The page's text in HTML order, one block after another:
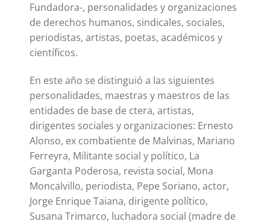
Fundadora-, personalidades y organizaciones
de derechos humanos, sindicales, sociales,
periodistas, artistas, poetas, académicos y
científicos.
En este año se distinguió a las siguientes
personalidades, maestras y maestros de las
entidades de base de ctera, artistas,
dirigentes sociales y organizaciones: Ernesto
Alonso, ex combatiente de Malvinas, Mariano
Ferreyra, Militante social y político, La
Garganta Poderosa, revista social, Mona
Moncalvillo, periodista, Pepe Soriano, actor,
Jorge Enrique Taiana, dirigente político,
Susana Trimarco, luchadora social (madre de